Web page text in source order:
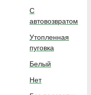
С
автовозвратом
Утопленная
пуговка
Белый
Нет